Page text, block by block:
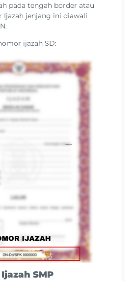
pada tengah border atau
Ijazah jenjang ini diawali
ijazah SD:
SMP